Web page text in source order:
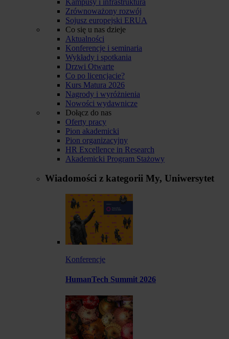
Zrównoważony rozwój
Sojusz europejski ERUA
Co się u nas dzieje
Aktualności
Konferencje i seminaria
Wykłady i spotkania
Drzwi Otwarte
Co po licencjacie?
Kurs Matura 2026
Nagrody i wyróżnienia
Nowości wydawnicze
Dołącz do nas
Oferty pracy
Pion akademicki
Pion organizacyjny
HR Excellence in Research
Akademicki Program Stażowy
Wiadomości z kategorii My, Uniwersytet
Konferencje
HumanTech Summit 2026